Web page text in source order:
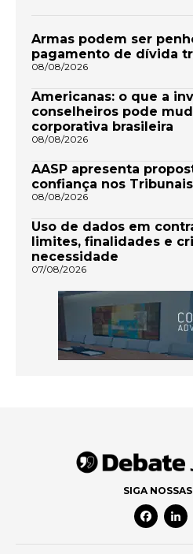
Armas podem ser
pagamento de dívida
08/08/2026
Americanas: o que a
conselheiros pode
corporativa brasileira
08/08/2026
AASP apresenta
confiança nos
08/08/2026
Uso de dados em
limites, finalidades e
necessidade
07/08/2026
SIGA